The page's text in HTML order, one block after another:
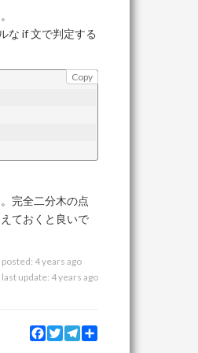
な if 文で判定する
Copy
完全二分木の点
ておくと良いで
posted: 4 years ago
last update: 4 years ago
Facebook
TwitterTelegram